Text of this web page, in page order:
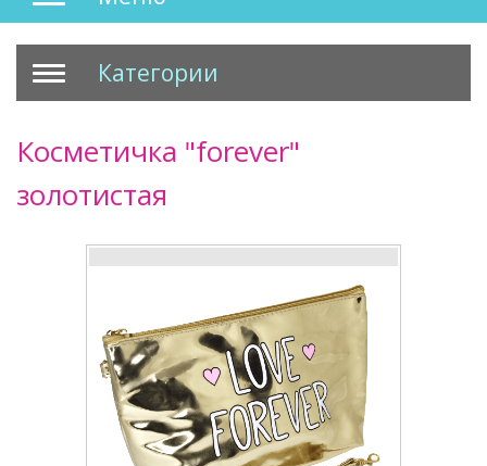
Категории
Косметичка "forever"
золотистая